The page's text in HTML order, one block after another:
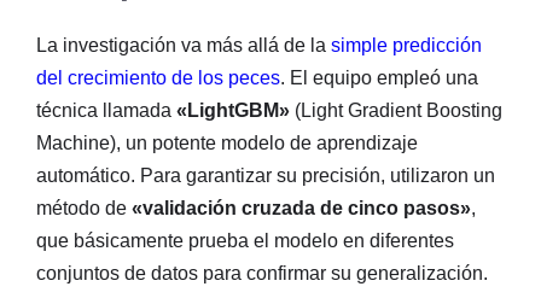
La investigación va más allá de la simple predicción
del crecimiento de los peces. El equipo empleó una
técnica llamada «LightGBM» (Light Gradient Boosting
Machine), un potente modelo de aprendizaje
automático. Para garantizar su precisión, utilizaron un
método de «validación cruzada de cinco pasos»,
que básicamente prueba el modelo en diferentes
conjuntos de datos para confirmar su generalización.